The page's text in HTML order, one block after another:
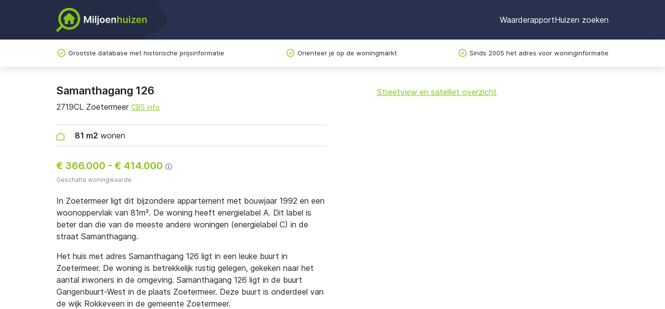
WaarderapportHuizen zoeken
Grootste database met historische prijsinformatie Orienteer je op de woningmarkt Sinds 2005 het adres voor woninginformatie
Samanthagang 126
2719CL Zoetermeer CBS info
81 m2 wonen
€ 366.000 - € 414.000
Geschatte woningwaarde
In Zoetermeer ligt dit bijzondere appartement met bouwjaar 1992 en een
woonoppervlak van 81m². De woning heeft energielabel A. Dit label is
beter dan die van de meeste andere woningen (energielabel C) in de
straat Samanthagang.
Het huis met adres Samanthagang 126 ligt in een leuke buurt in
Zoetermeer. De woning is betrekkelijk rustig gelegen, gekeken naar het
aantal inwoners in de omgeving. Samanthagang 126 ligt in de buurt
Gangenbuurt-West in de plaats Zoetermeer. Deze buurt is onderdeel van
de wijk Rokkeveen in de gemeente Zoetermeer.
+
Streetview en satelliet overzicht